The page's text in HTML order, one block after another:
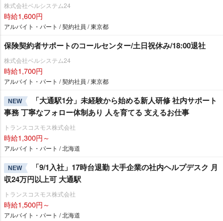
株式会社ベルシステム24
時給1,600円
アルバイト・パート / 契約社員 / 東京都
保険契約者サポートのコールセンター/土日祝休み/18:00退社
株式会社ベルシステム24
時給1,700円
アルバイト・パート / 契約社員 / 東京都
NEW
「大通駅1分」未経験から始める新人研修 社内サポート
事務 丁寧なフォロー体制あり 人を育てる 支えるお仕事
トランスコスモス株式会社
時給1,300円～
アルバイト・パート / 北海道
NEW
「9/1入社」17時台退勤 大手企業の社内ヘルプデスク 月
収24万円以上可 大通駅
トランスコスモス株式会社
時給1,500円～
アルバイト・パート / 北海道